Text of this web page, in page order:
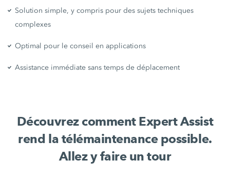
Solution simple, y compris pour des sujets techniques
complexes
Optimal pour le conseil en applications
Assistance immédiate sans temps de déplacement
Découvrez comment Expert Assist
rend la télémaintenance possible.
Allez y faire un tour